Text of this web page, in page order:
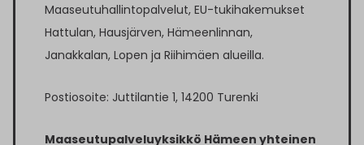
Maaseutuhallintopalvelut, EU-tukihakemukset
Hattulan, Hausjärven, Hämeenlinnan,
Janakkalan, Lopen ja Riihimäen alueilla.
Postiosoite: Juttilantie 1, 14200 Turenki
Maaseutupalveluyksikkö Hämeen yhteinen